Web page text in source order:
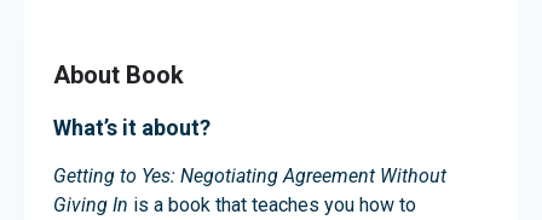
About Book
What’s it about?
Getting to Yes: Negotiating Agreement Without
Giving In is a book that teaches you how to